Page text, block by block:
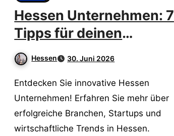
Hessen Unternehmen: 7
Tipps für deinen
Geschäftserfolg!
Hessen 30. Juni 2026
Entdecken Sie innovative Hessen
Unternehmen! Erfahren Sie mehr über
erfolgreiche Branchen, Startups und
wirtschaftliche Trends in Hessen.